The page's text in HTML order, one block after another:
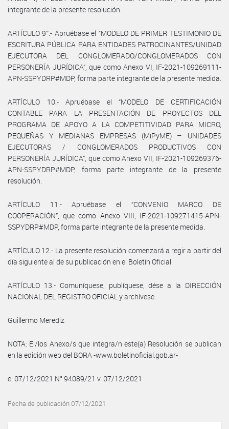
integrante de la presente resolución.
ARTÍCULO 9°.- Apruébase el “MODELO DE PRIMER TESTIMONIO DE
ESCRITURA PÚBLICA PARA ENTIDADES PATROCINANTES/UNIDAD
EJECUTORA DEL CONGLOMERADO/CONGLOMERADOS CON
PERSONERÍA JURÍDICA”, que como Anexo VI, IF-2021-109269111-
APN-SSPYDRP#MDP, forma parte integrante de la presente medida.
ARTÍCULO 10.- Apruébase el “MODELO DE CERTIFICACIÓN
CONTABLE PARA LA PRESENTACIÓN DE PROYECTOS DEL
PROGRAMA DE APOYO A LA COMPETITIVIDAD PARA MICRO,
PEQUEÑAS Y MEDIANAS EMPRESAS (MiPyME) – UNIDADES
EJECUTORAS / CONGLOMERADOS PRODUCTIVOS CON
PERSONERÍA JURÍDICA”, que como Anexo VII, IF-2021-109269376-
APN-SSPYDRP#MDP, forma parte integrante de la presente
resolución.
ARTÍCULO 11.- Apruébase el “CONVENIO MARCO DE
COOPERACIÓN”, que como Anexo VIII, IF-2021-109271415-APN-
SSPYDRP#MDP, forma parte integrante de la presente medida.
ARTÍCULO 12.- La presente resolución comenzará a regir a partir del
día siguiente al de su publicación en el Boletín Oficial.
ARTÍCULO 13.- Comuníquese, publíquese, dése a la DIRECCIÓN
NACIONAL DEL REGISTRO OFICIAL y archívese.
Guillermo Merediz
NOTA: El/los Anexo/s que integra/n este(a) Resolución se publican
en la edición web del BORA -www.boletinoficial.gob.ar-
e. 07/12/2021 N° 94089/21 v. 07/12/2021
Fecha de publicación 07/12/2021